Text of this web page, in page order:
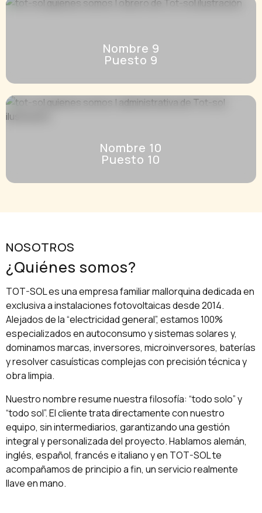
Nombre 9
Puesto 9
Nombre 10
Puesto 10
¿Quiénes somos?
NOSOTROS
TOT-SOL es una empresa familiar mallorquina dedicada en
exclusiva a instalaciones fotovoltaicas desde 2014.
Alejados de la “electricidad general”, estamos 100%
especializados en autoconsumo y sistemas solares y,
dominamos marcas, inversores, microinversores, baterías
y resolver casuísticas complejas con precisión técnica y
obra limpia.
Nuestro nombre resume nuestra filosofía: “todo solo” y
“todo sol”. El cliente trata directamente con nuestro
equipo, sin intermediarios, garantizando una gestión
integral y personalizada del proyecto. Hablamos alemán,
inglés, español, francés e italiano y en TOT-SOL te
acompañamos de principio a fin, un servicio realmente
llave en mano.